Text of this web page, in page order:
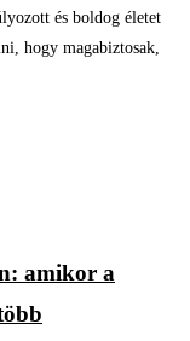
és boldog életet
hogy magabiztosak,
amikor a